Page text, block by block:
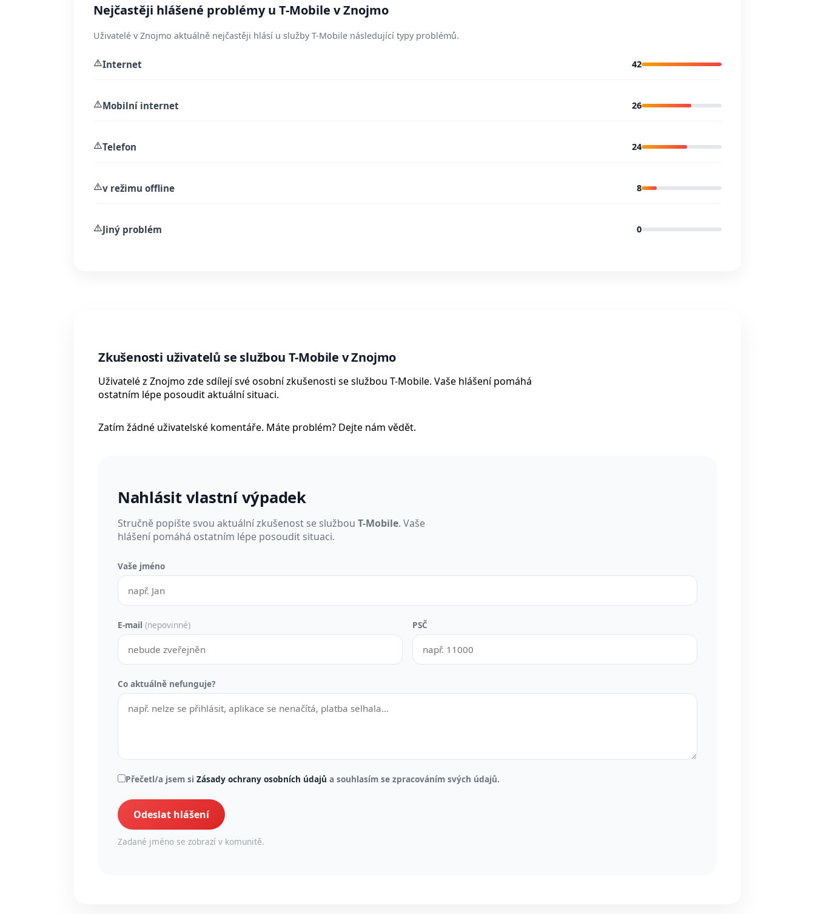
Nejčastěji hlášené problémy u T-Mobile v Znojmo
Uživatelé v Znojmo aktuálně nejčastěji hlásí u služby T-Mobile následující typy problémů.
⚠️Internet 42
⚠️Mobilní internet 26
⚠️Telefon 24
⚠️v režimu offline 8
⚠️Jiný problém 0
Zkušenosti uživatelů se službou T-Mobile v Znojmo
Uživatelé z Znojmo zde sdílejí své osobní zkušenosti se službou T-Mobile. Vaše hlášení pomáhá
ostatním lépe posoudit aktuální situaci.
Zatím žádné uživatelské komentáře. Máte problém? Dejte nám vědět.
Nahlásit vlastní výpadek
Stručně popište svou aktuální zkušenost se službou T-Mobile. Vaše
hlášení pomáhá ostatním lépe posoudit situaci.
Vaše jméno
E-mail (nepovinné) PSČ
Co aktuálně nefunguje?
Přečetl/a jsem si Zásady ochrany osobních údajů a souhlasím se zpracováním svých údajů.
Odeslat hlášení
Zadané jméno se zobrazí v komunitě.